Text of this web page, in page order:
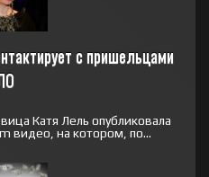
с пришельцами
Катя Лель опубликовала
видео, на котором, по...